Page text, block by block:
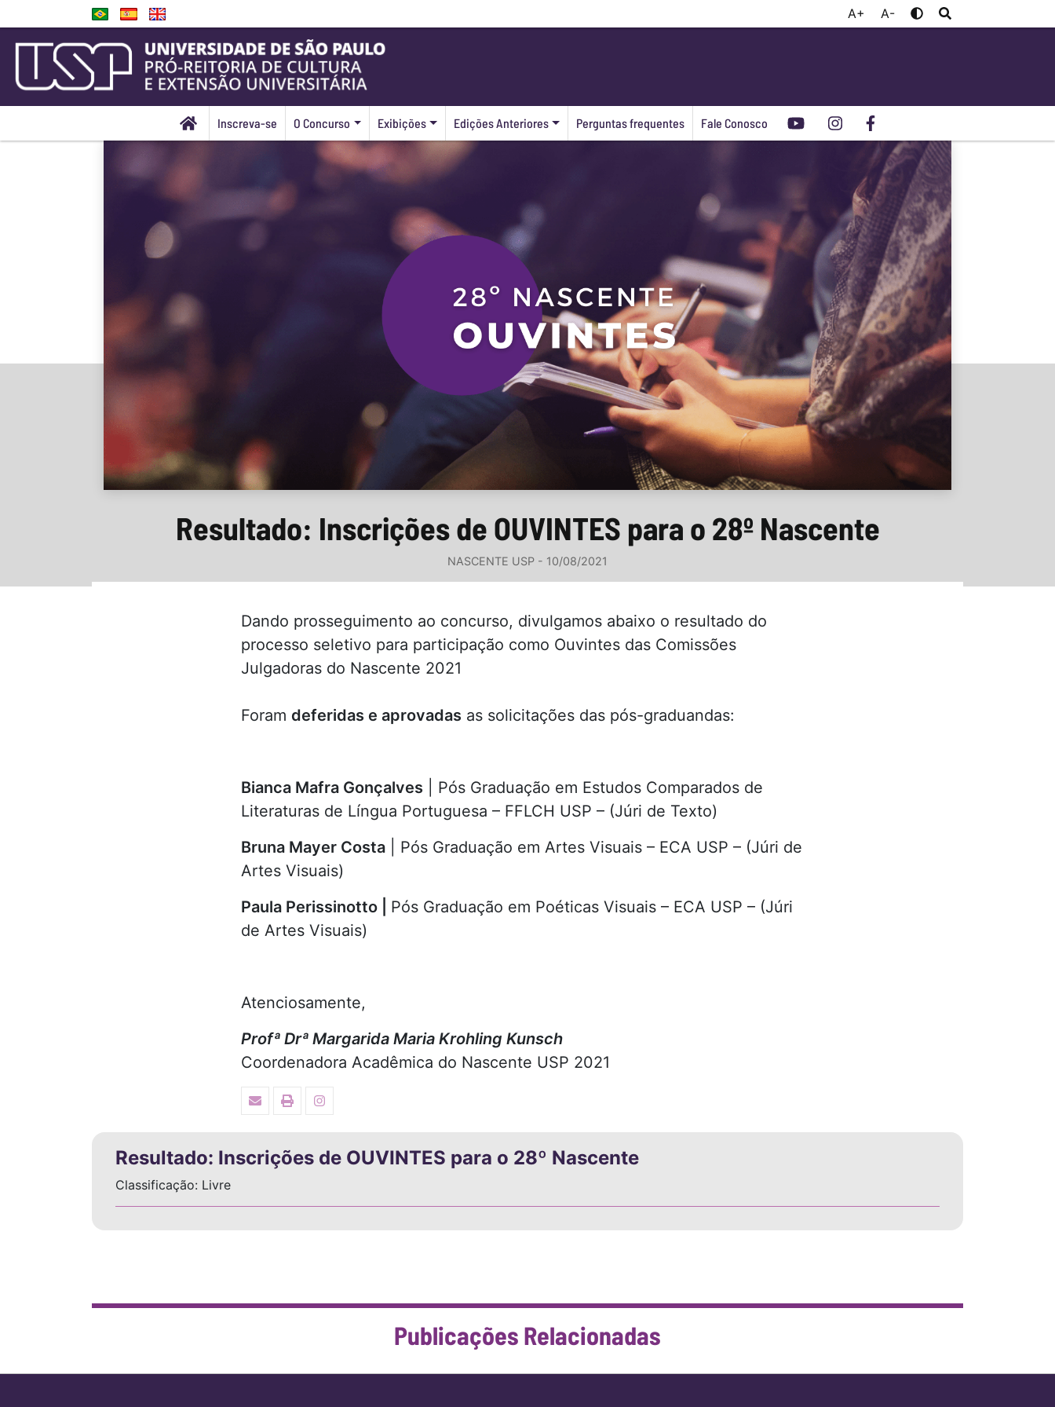
A+ A-
Inscreva-se O Concurso Exibições Edições Anteriores Perguntas frequentes Fale Conosco
Resultado: Inscrições de OUVINTES para o 28º Nascente
NASCENTE USP - 10/08/2021
Dando prosseguimento ao concurso, divulgamos abaixo o resultado do
processo seletivo para participação como Ouvintes das Comissões
Julgadoras do Nascente 2021
Foram deferidas e aprovadas as solicitações das pós-graduandas:
Bianca Mafra Gonçalves | Pós Graduação em Estudos Comparados de
Literaturas de Língua Portuguesa – FFLCH USP – (Júri de Texto)
Bruna Mayer Costa | Pós Graduação em Artes Visuais – ECA USP – (Júri de
Artes Visuais)
Paula Perissinotto | Pós Graduação em Poéticas Visuais – ECA USP – (Júri
de Artes Visuais)
Atenciosamente,
Profª Drª Margarida Maria Krohling Kunsch
Coordenadora Acadêmica do Nascente USP 2021
Resultado: Inscrições de OUVINTES para o 28º Nascente
Classificação: Livre
Publicações Relacionadas